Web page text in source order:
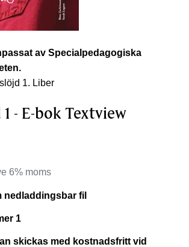
av Specialpedagogiska
1. Liber
- E-bok Textview
6% moms
nedladdingsbar fil
1
skickas med kostnadsfritt vid